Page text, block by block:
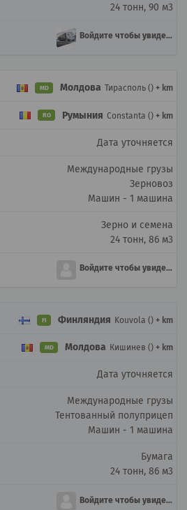
24 тонн, 90 м3
Войдите чтобы увидеть
MD Молдова Тирасполь () + km
RO Румыния Constanta () + km
Дата уточняется
Международные грузы
Зерновоз
Машин - 1 машина
Зерно и семена
24 тонн, 86 м3
Войдите чтобы увидеть
FI Финляндия Kouvola () + km
MD Молдова Кишинев () + km
Дата уточняется
Международные грузы
Тентованный полуприцеп
Машин - 1 машина
Бумага
24 тонн, 86 м3
Войдите чтобы увидеть